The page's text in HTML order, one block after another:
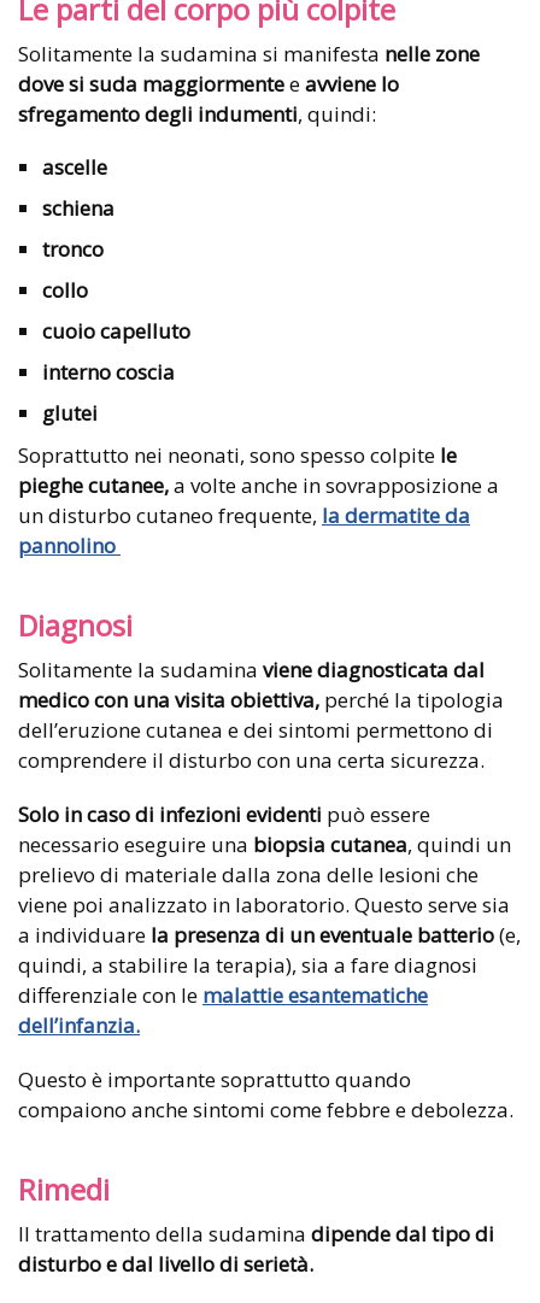
Le parti del corpo più colpite
Solitamente la sudamina si manifesta nelle zone
dove si suda maggiormenteeavviene lo
sfregamento degli indumenti, quindi:
ascelle
schiena
tronco
collo
cuoio capelluto
interno coscia
glutei
Soprattutto nei neonati, sono spesso colpite le
pieghe cutanee,a volte anche in sovrapposizione a
un disturbo cutaneo frequente, la dermatite da
pannolino
Diagnosi
Solitamente la sudamina viene diagnosticata dal
medico con una visita obiettiva, perché la tipologia
dell’eruzione cutanea e dei sintomi permettono di
comprendere il disturbo con una certa sicurezza.
Solo in caso di infezioni evidenti può essere
necessario eseguire una biopsia cutanea, quindi un
prelievo di materiale dalla zona delle lesioni che
viene poi analizzato in laboratorio. Questo serve sia
a individuare la presenza di un eventuale batterio(e,
quindi, a stabilire la terapia), sia a fare diagnosi
differenziale con le malattie esantematiche
dell’infanzia.
Questo è importante soprattutto quando
compaiono anche sintomi come febbre e debolezza.
Rimedi
Il trattamento della sudamina dipende dal tipo di
disturbo e dal livello di serietà.